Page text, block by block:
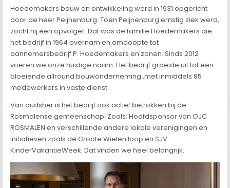
Hoedemakers bouw en ontwikkeling werd in 1931 opgericht
door de heer Peijnenburg. Toen Peijnenburg ernstig ziek werd,
zocht hij een opvolger. Dat was de familie Hoedemakers die
het bedrijf in 1964 overnam en omdoopte tot
aannemersbedrijf P. Hoedemakers en zonen. Sinds 2012
voeren we onze huidige naam. Het bedrijf groeide uit tot een
bloeiende allround bouwonderneming ,met inmiddels 85
medewerkers in vaste dienst.
Van oudsher is het bedrijf ook actief betrokken bij de
Rosmalense gemeenschap. Zoals: Hoofdsponsor van OJC
ROSMALEN en verschillende andere lokale verenigingen en
initiatieven zoals de Groote Wielen loop en SJV
KinderVakantieWeek. Dat vinden we heel belangrijk.